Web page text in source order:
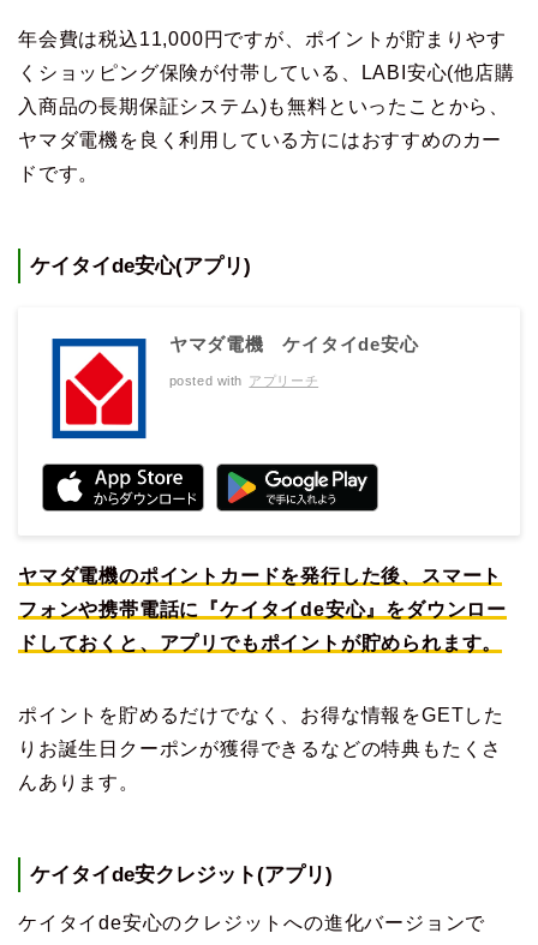
年会費は税込11,000円ですが、ポイントが貯まりやす
くショッピング保険が付帯している、LABI安心(他店購
入商品の長期保証システム)も無料といったことから、
ヤマダ電機を良く利用している方にはおすすめのカー
ドです。
ケイタイde安心(アプリ)
ヤマダ電機 ケイタイde安心
posted with アプリーチ
ヤマダ電機のポイントカードを発行した後、スマート
フォンや携帯電話に『ケイタイde安心』をダウンロー
ドしておくと、アプリでもポイントが貯められます。
ポイントを貯めるだけでなく、お得な情報をGETした
りお誕生日クーポンが獲得できるなどの特典もたくさ
んあります。
ケイタイde安クレジット(アプリ)
ケイタイde安心のクレジットへの進化バージョンで